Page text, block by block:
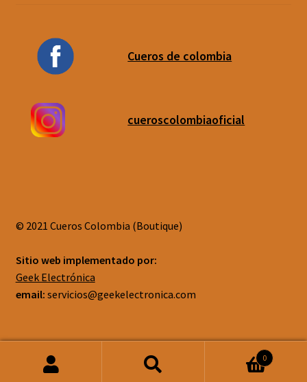
Cueros de colombia
cueroscolombiaoficial
© 2021 Cueros Colombia (Boutique)
Sitio web implementado por:
Geek Electrónica
email: servicios@geekelectronica.com
0